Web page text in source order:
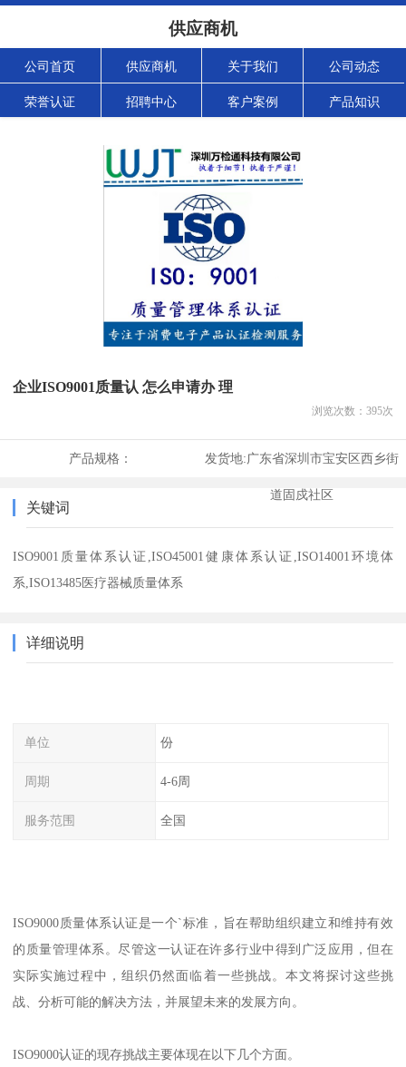
供应商机
公司首页 供应商机 关于我们 公司动态
荣誉认证 招聘中心 客户案例 产品知识
企业ISO9001质量认 怎么申请办 理
浏览次数： 395次
产品规格： 发货地:广东省深圳市宝安区西乡街
道固戍社区
关键词
ISO9001质量体系认证,ISO45001健康体系认证,ISO14001环境体
系,ISO13485医疗器械质量体系
详细说明
单位 份
周期 4-6周
服务范围 全国
ISO9000质量体系认证是一个`标准，旨在帮助组织建立和维持有效
的质量管理体系。尽管这一认证在许多行业中得到广泛应用，但在
实际实施过程中，组织仍然面临着一些挑战。本文将探讨这些挑
战、分析可能的解决方法，并展望未来的发展方向。
ISO9000认证的现存挑战主要体现在以下几个方面。